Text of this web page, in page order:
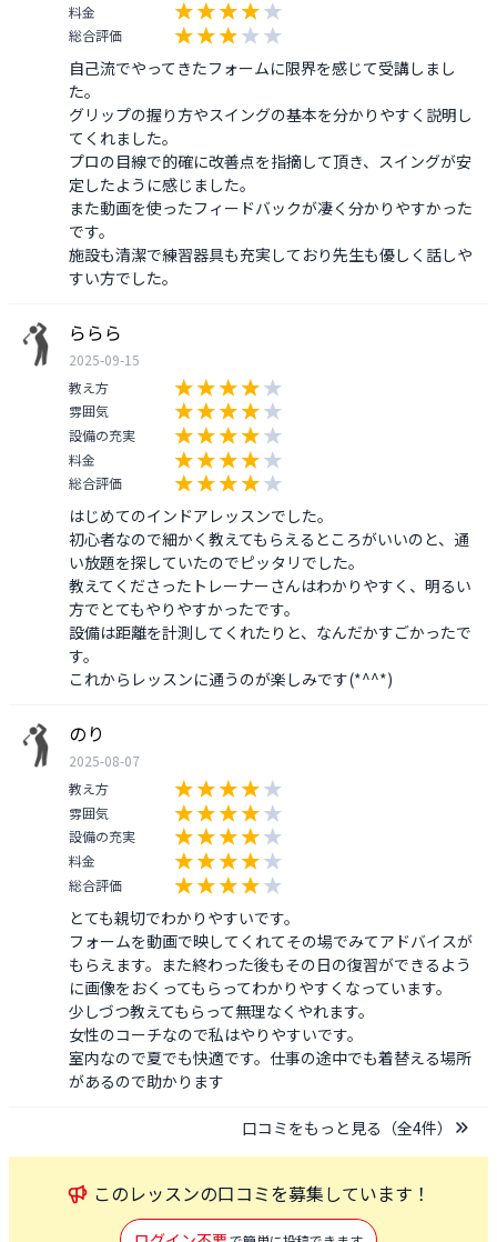
料金
総合評価
自己流でやってきたフォームに限界を感じて受講しまし
た。
グリップの握り方やスイングの基本を分かりやすく説明し
てくれました。
プロの目線で的確に改善点を指摘して頂き、スイングが安
定したように感じました。
また動画を使ったフィードバックが凄く分かりやすかった
です。
施設も清潔で練習器具も充実しており先生も優しく話しや
すい方でした。
ららら
2025-09-15
教え方
雰囲気
設備の充実
料金
総合評価
はじめてのインドアレッスンでした。
初心者なので細かく教えてもらえるところがいいのと、通
い放題を探していたのでピッタリでした。
教えてくださったトレーナーさんはわかりやすく、明るい
方でとてもやりやすかったです。
設備は距離を計測してくれたりと、なんだかすごかったで
す。
のり
2025-08-07
教え方
雰囲気
設備の充実
料金
総合評価
とても親切でわかりやすいです。
フォームを動画で映してくれてその場でみてアドバイスが
もらえます。また終わった後もその日の復習ができるよう
に画像をおくってもらってわかりやすくなっています。
少しづつ教えてもらって無理なくやれます。
女性のコーチなので私はやりやすいです。
室内なので夏でも快適です。仕事の途中でも着替える場所
があるので助かります
口コミをもっと見る（全4件）
このレッスンの口コミを募集しています！